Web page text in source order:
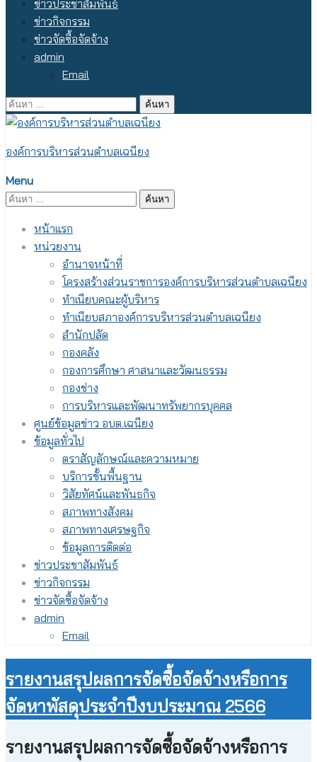
ข่าวประชาสัมพันธ์
ข่าวกิจกรรม
ข่าวจัดซื้อจัดจ้าง
admin
Email
ค้นหา
สำหรับ:
องค์การบริหารส่วนตำบลเฉนียง
Menu
ค้นหา
หน้าแรก
หน่วยงาน
อำนาจหน้าที่
โครงสร้างส่วนราชการองค์การบริหารส่วนตำบลเฉนียง
ทำเนียบคณะผู้บริหาร
ทำเนียบสภาองค์การบริหารส่วนตำบลเฉนียง
สำนักปลัด
กองคลัง
กองการศึกษา ศาสนาและวัฒนธรรม
กองช่าง
การบริหารและพัฒนาทรัพยากรบุคคล
ศูนย์ข้อมูลข่าว อบต.เฉนียง
ข้อมูลทั่วไป
ตราสัญลักษณ์และความหมาย
บริการขั้นพื้นฐาน
วิสัยทัศน์และพันธกิจ
สภาพทางสังคม
สภาพทางเศรษฐกิจ
ข้อมูลการติดต่อ
ข่าวประชาสัมพันธ์
ข่าวกิจกรรม
ข่าวจัดซื้อจัดจ้าง
admin
Email
รายงานสรุปผลการจัดซื้อจัดจ้างหรือการ
จัดหาพัสดุประจำปีงบประมาณ 2566
รายงานสรุปผลการจัดซื้อจัดจ้างหรือการ